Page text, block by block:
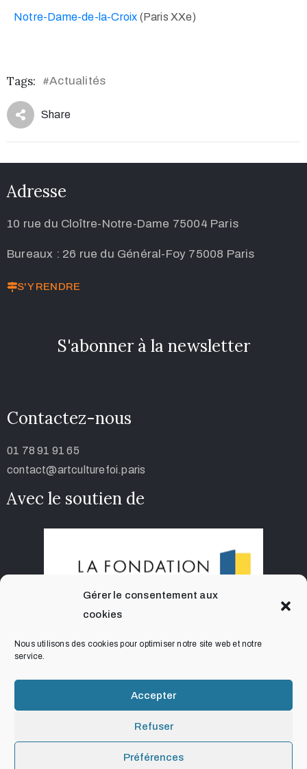
Gérer le consentement aux
cookies
Nous utilisons des cookies pour optimiser notre site web et notre
service.
Accepter
Refuser
Préférences
Notre-Dame-de-la-Croix (Paris XXe)
Tags: #Actualités
Share
Adresse
10 rue du Cloître-Notre-Dame 75004 Paris
Bureaux : 26 rue du Général-Foy 75008 Paris
S'Y RENDRE
S'abonner à la newsletter
Contactez-nous
01 78 91 91 65
contact@artculturefoi.paris
Avec le soutien de